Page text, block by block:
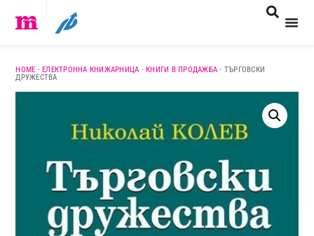
HOME -ЕЛЕКТРОННА КНИЖАРНИЦА -КНИГИ В ПРОДАЖБА - ТЪРГОВСКИ
ДРУЖЕСТВА